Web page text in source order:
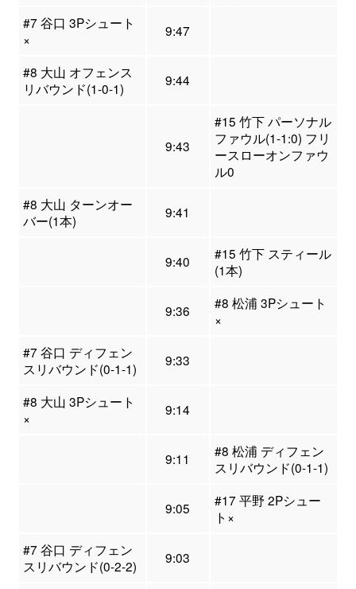
#7 谷口 3Pシュート
×
9:47
#8 大山 オフェンス
リバウンド(1-0-1)
9:44
9:43
#15 竹下 パーソナル
ファウル(1-1:0) フリ
ースローオンファウ
ル0
#8 大山 ターンオー
バー(1本)
9:41
9:40
#15 竹下 スティール
(1本)
9:36
#8 松浦 3Pシュート
×
#7 谷口 ディフェン
スリバウンド(0-1-1)
9:33
#8 大山 3Pシュート
×
9:14
9:11
#8 松浦 ディフェン
スリバウンド(0-1-1)
9:05
#17 平野 2Pシュー
ト×
#7 谷口 ディフェン
スリバウンド(0-2-2)
9:03